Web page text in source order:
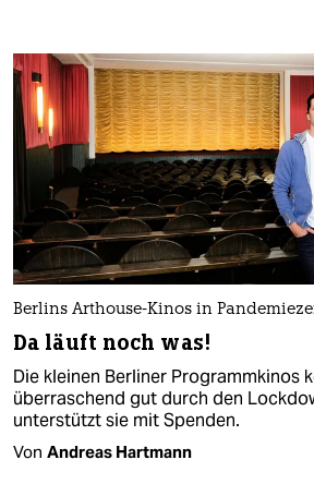
Berlins Arthouse-Kinos in
Da läuft noch was!
Die kleinen Berliner Programmkinos
überraschend gut durch den
unterstützt sie mit Spenden.
Von Andreas Hartmann